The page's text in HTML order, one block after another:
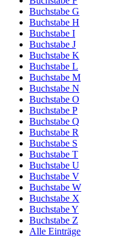
Buchstabe G
Buchstabe H
Buchstabe I
Buchstabe J
Buchstabe K
Buchstabe L
Buchstabe M
Buchstabe N
Buchstabe O
Buchstabe P
Buchstabe Q
Buchstabe R
Buchstabe S
Buchstabe T
Buchstabe U
Buchstabe V
Buchstabe W
Buchstabe X
Buchstabe Y
Buchstabe Z
Alle Einträge